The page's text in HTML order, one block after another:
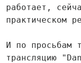
работает,
практическом
И по просьбам
трансляцию